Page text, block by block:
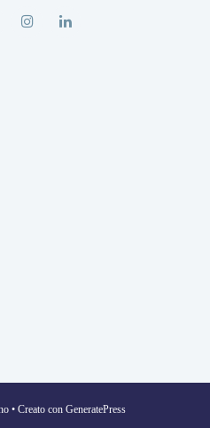
• Creato con GeneratePress